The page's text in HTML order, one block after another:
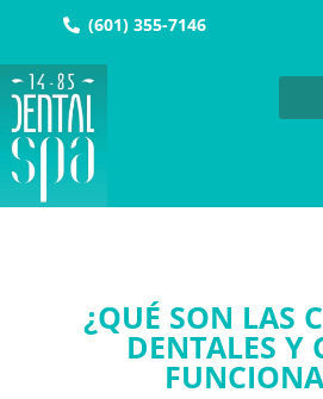
(601) 355-7146
¿QUÉ SON LAS
DENTALES Y